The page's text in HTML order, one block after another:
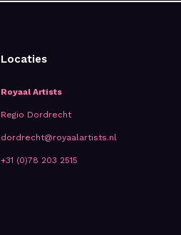
Locaties
Royaal Artists
Regio Dordrecht
dordrecht@royaalartists.nl
+31 (0)78 203 2515